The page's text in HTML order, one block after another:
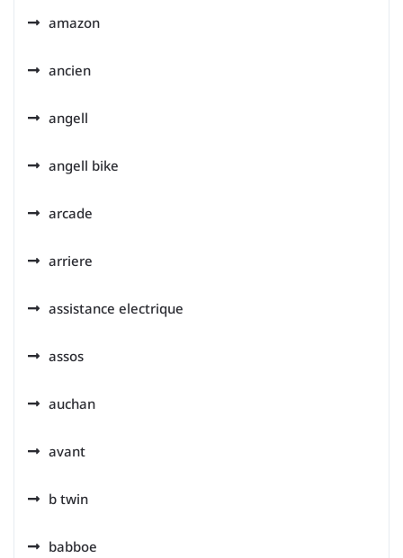
amazon
ancien
angell
angell bike
arcade
arriere
assistance electrique
assos
auchan
avant
b twin
babboe